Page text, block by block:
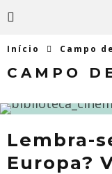
Início Campo
CAMPO
Lembra-
Europa?